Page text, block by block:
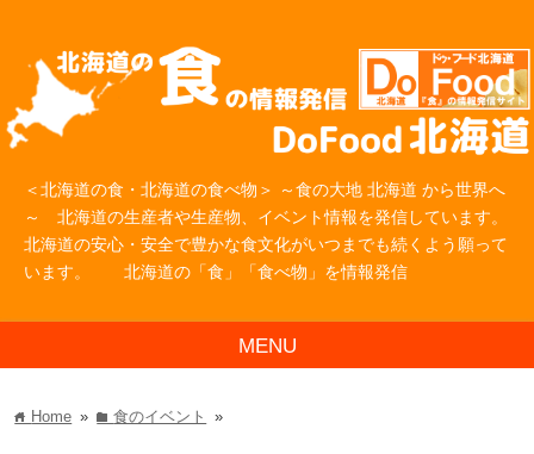
＜北海道の食・北海道の食べ物＞ ～食の大地 北海道 から世界へ
～ 北海道の生産者や生産物、イベント情報を発信しています。
北海道の安心・安全で豊かな食文化がいつまでも続くよう願って
います。 北海道の「食」「食べ物」を情報発信
MENU
home Home » folder食のイベント »